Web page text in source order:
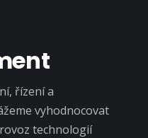
řízení a
vyhodnocovat
technologií